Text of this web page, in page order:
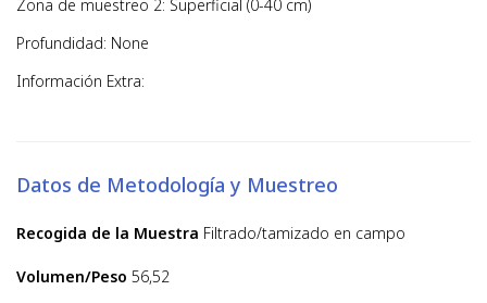
Zona de muestreo 2: Superficial (0-40 cm)
Profundidad: None
Información Extra:
Datos de Metodología y Muestreo
Recogida de la Muestra Filtrado/tamizado en campo
Volumen/Peso 56,52